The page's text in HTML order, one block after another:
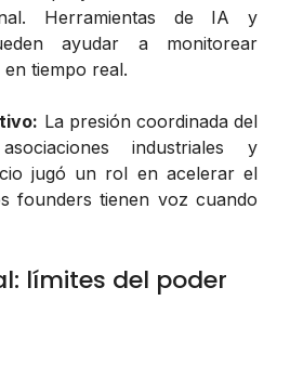
Herramientas de IA y
ayudar a monitorear
tiempo real.
La presión coordinada del
industriales y
jugó un rol en acelerar el
founders tienen voz cuando
límites del poder